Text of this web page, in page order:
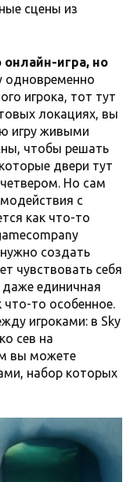
сцены из
онлайн-игра, но
одновременно
игрока, тот тут
локациях, вы
игру живыми
чтобы решать
двери тут
Но сам
с
как что-то
создать
чувствовать себя
единичная
что-то особенное.
игроками: в Sky
сев на
вы можете
набор которых